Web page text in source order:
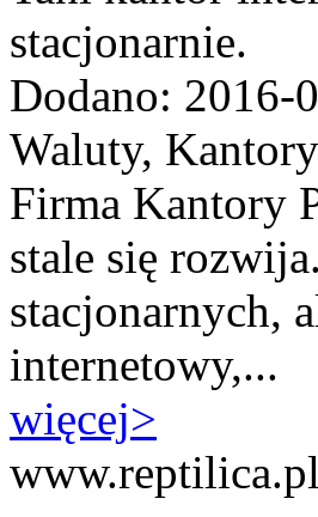
stacjonarnie.
Dodano: 2016-
Waluty, Kantory
Firma Kantory
stale się
stacjonarnych,
internetowy,...
więcej>
www.reptilica.pl